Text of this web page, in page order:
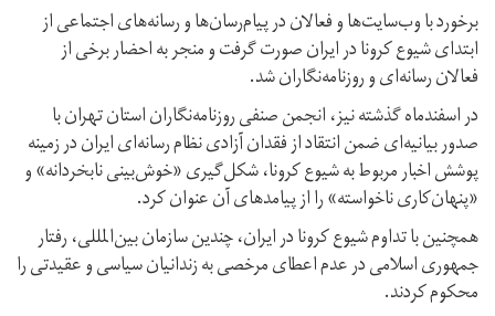
برخورد با وب‌سایت‌ها و فعالان در پیام‌رسان‌ها و رسانه‌های اجتماعی از
ابتدای شیوع کرونا در ایران صورت گرفت و منجر به احضار برخی از
فعالان رسانه‌ای و روزنامه‌نگاران شد.
در اسفندماه گذشته نیز، انجمن صنفی روزنامه‌نگاران استان تهران با
صدور بیانیه‌ای ضمن انتقاد از فقدان آزادی نظام رسانه‌ای ایران در زمینه
پوشش اخبار مربوط به شیوع کرونا، شکل‌گیری «خوش‌بینی نابخردانه» و
«پنهان‌کاری ناخواسته» را از پیامد‌های آن عنوان کرد.
همچنین با تداوم شیوع کرونا در ایران، چندین سازمان بین‌المللی، رفتار
جمهوری اسلامی در عدم اعطای مرخصی به زندانیان سیاسی و عقیدتی را
محکوم کردند.